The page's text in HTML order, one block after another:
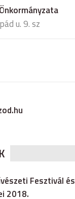
u. 9. sz
Fesztivál és
2018.